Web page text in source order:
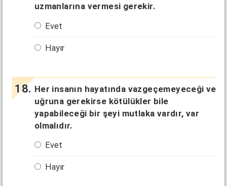
uzmanlarına vermesi gerekir.
Evet
Hayır
Her insanın hayatında vazgeçemeyeceği ve
uğruna gerekirse kötülükler bile
yapabileceği bir şeyi mutlaka vardır, var
olmalıdır.
Evet
Hayır